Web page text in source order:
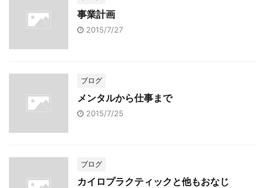
事業計画
2015/7/27
ブログ
メンタルから仕事まで
2015/7/25
ブログ
カイロプラクティックと他もおなじ